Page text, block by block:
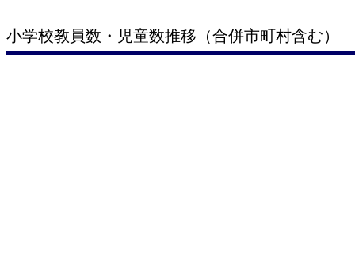
小学校教員数・児童数推移（合併市町村含む）